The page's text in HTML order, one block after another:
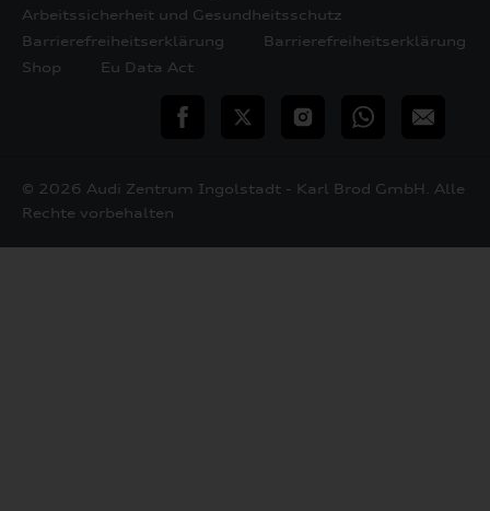
Arbeitssicherheit und Gesundheitsschutz
Barrierefreiheitserklärung
Barrierefreiheitserklärung
Shop
Eu Data Act
teilen Twitter InstagramWhatsApp
E-
© 2026 Audi Zentrum Ingolstadt - Karl Brod GmbH. Alle
Rechte vorbehalten